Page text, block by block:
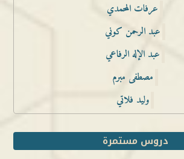
عرفات المحمدي
عبد الرحمن كوني
عبد الإله الرفاعي
مصطفى مبرم
وليد فلاتي
دروس مستمرة